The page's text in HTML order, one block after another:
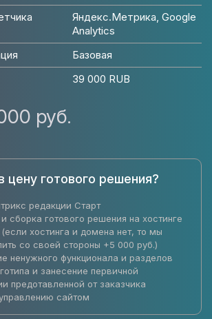
Яндекс.Метрика, Google
Analytics
Базовая
39 000 RUB
руб.
цену готового решения?
редакции Старт
сборка готового решения на хостинге
(если хостинга и домена нет, то мы
со своей стороны +5 000 руб.)
ненужного функционала и разделов
и занесение первичной
предотавленной от заказчика
сайтом